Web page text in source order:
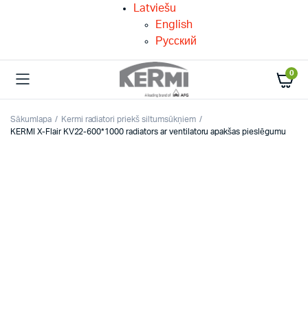
Latviešu
English
Русский
0
Sākumlapa
Kermi radiatori priekš siltumsūkņiem
KERMI X-Flair KV22-600*1000 radiators ar ventilatoru apakšas pieslēgumu